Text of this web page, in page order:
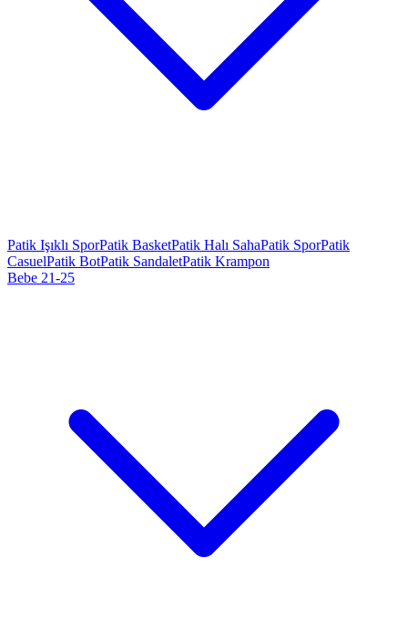
Patik Işıklı SporPatik BasketPatik Halı SahaPatik SporPatik
CasuelPatik BotPatik SandaletPatik Krampon
Bebe 21-25